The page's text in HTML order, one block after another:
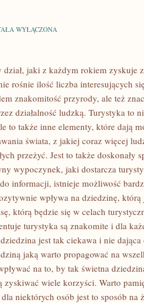
WYŁĄCZONA
jaki z każdym rokiem zyskuje
rośnie ilość liczba interesujących
znakomitość przyrody, ale też
działalność ludzką. Turystyka to
to także inne elementy, które dają
świata, z jakiej coraz więcej
przeżyć. Jest to także doskonały
wypoczynek, jaki dostarcza
informacji, istnieje możliwość
wpływa na dziedzinę,
którą będzie się w celach
turystyka są znakomite i dla
jest tak ciekawa i nie
jaką warto propagować na
na to, by tak świetna
zyskiwać wiele korzyści. Warto
niektórych osób jest to sposób